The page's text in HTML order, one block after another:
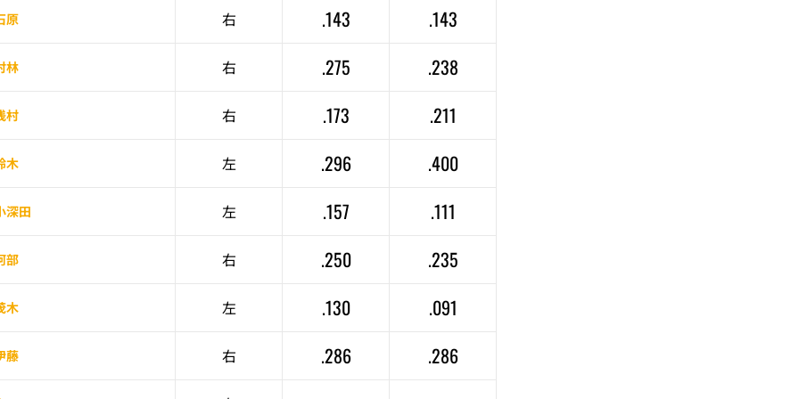
原 右 .143 .143
林 右 .275 .238
村 右 .173 .211
木 左 .296 .400
深田 左 .157 .111
部 右 .250 .235
木 左 .130 .091
藤 右 .286 .286